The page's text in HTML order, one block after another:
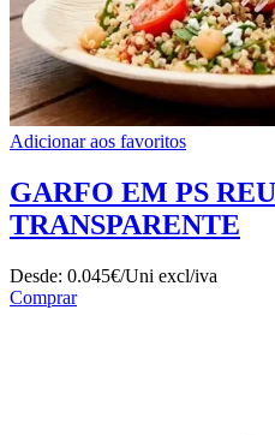
Adicionar aos favoritos
GARFO EM PS
TRANSPARENTE
Desde: 0.045€/Uni excl/iva
Comprar